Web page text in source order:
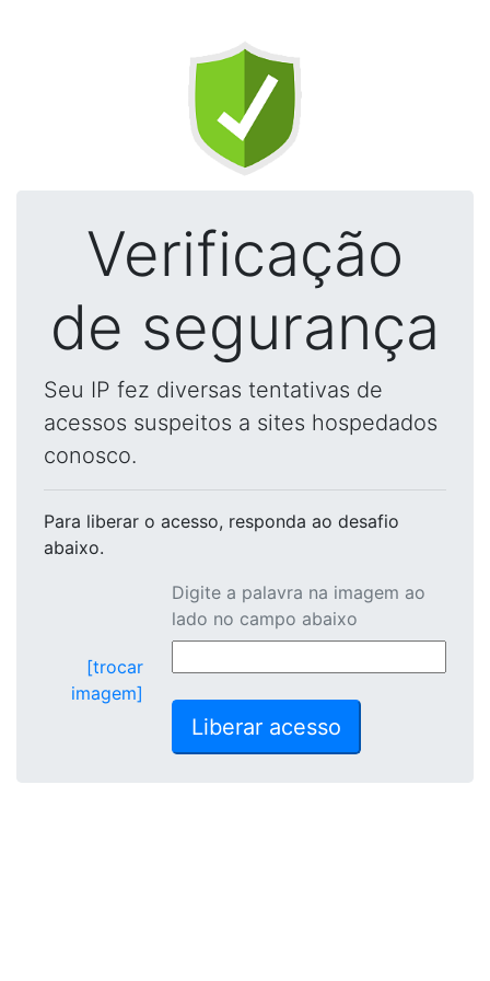
Verificação
de segurança
Seu IP fez diversas tentativas de
acessos suspeitos a sites hospedados
conosco.
Para liberar o acesso, responda ao desafio
abaixo.
[trocar
imagem]
Digite a palavra na imagem ao
lado no campo abaixo